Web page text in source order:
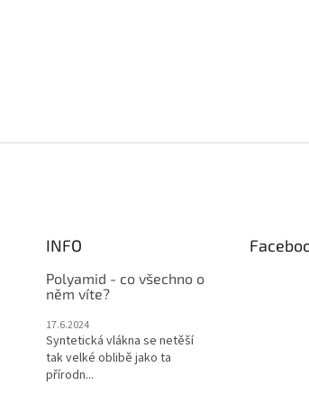
INFO
Polyamid - co všechno o
něm víte?
17.6.2024
Syntetická vlákna se netěší
tak velké oblibě jako ta
přírodn...